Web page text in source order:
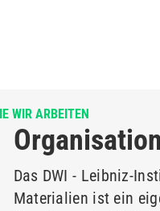
WIR ARBEITEN
Organisation
Das DWI - Leibniz-
Materialien ist ein